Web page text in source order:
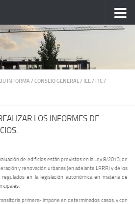
INFORMA / CONSEJO GENERAL/ IEE/ ITC/
LOS INFORMES DE
de edificios están previstos en la Ley 8/2013, de
y renovación urbanas (en adelante LRRR) y de los
en la legislación autonómica en materia de
primera- impone en determinados casos, y con